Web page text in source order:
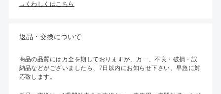
→くわしくはこちら
返品・交換について
商品の品質には万全を期しておりますが、万一、不良・破損・誤
納品などがございましたら、7日以内にお知らせ下さい、早急に対
応致します。